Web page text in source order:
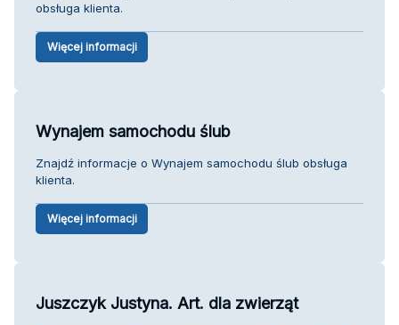
obsługa klienta.
Więcej informacji
Wynajem samochodu ślub
Znajdź informacje o Wynajem samochodu ślub obsługa
klienta.
Więcej informacji
Juszczyk Justyna. Art. dla zwierząt